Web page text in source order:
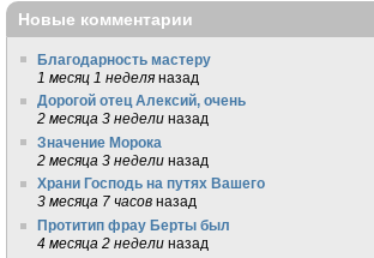
Новые комментарии
Благодарность мастеру
1 месяц 1 неделя назад
Дорогой отец Алексий, очень
2 месяца 3 недели назад
Значение Морока
2 месяца 3 недели назад
Храни Господь на путях Вашего
3 месяца 7 часов назад
Протитип фрау Берты был
4 месяца 2 недели назад